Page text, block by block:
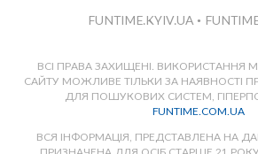
FUNTIME.KYIV.UA •
ВСІ ПРАВА ЗАХИЩЕНІ. ВИКОРИСТАННЯ
САЙТУ МОЖЛИВЕ ТІЛЬКИ ЗА НАЯВНОСТІ
ДЛЯ ПОШУКОВИХ СИСТЕМ,
FUNTIME.COM.UA
ВСЯ ІНФОРМАЦІЯ, ПРЕДСТАВЛЕНА НА